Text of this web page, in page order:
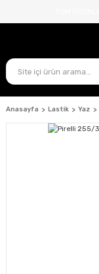
Anasayfa Lastik Yaz